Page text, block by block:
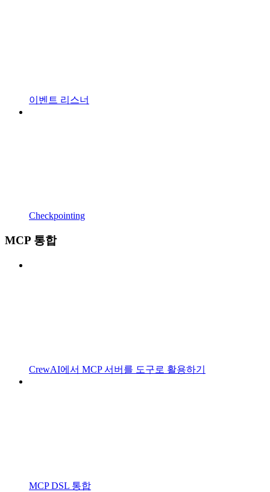
이벤트 리스너
Checkpointing
MCP 통합
CrewAI에서 MCP 서버를 도구로 활용하기
MCP DSL 통합